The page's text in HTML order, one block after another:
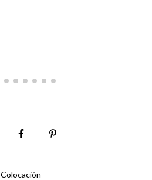
Colocación